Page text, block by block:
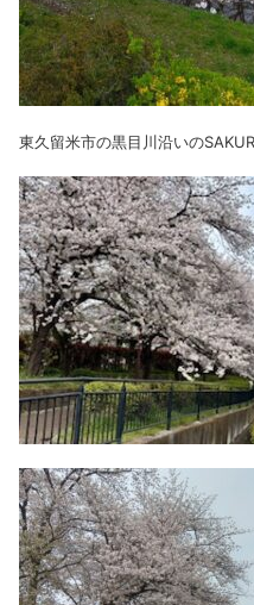
東久留米市の黒目川沿いの